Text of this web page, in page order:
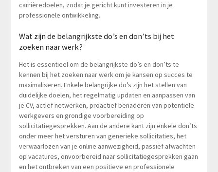
carrièredoelen, zodat je gericht kunt investeren in je
professionele ontwikkeling.
Wat zijn de belangrijkste do’s en don’ts bij het
zoeken naar werk?
Het is essentieel om de belangrijkste do’s en don’ts te
kennen bij het zoeken naar werk om je kansen op succes te
maximaliseren. Enkele belangrijke do’s zijn het stellen van
duidelijke doelen, het regelmatig updaten en aanpassen van
je CV, actief netwerken, proactief benaderen van potentiële
werkgevers en grondige voorbereiding op
sollicitatiegesprekken. Aan de andere kant zijn enkele don’ts
onder meer het versturen van generieke sollicitaties, het
verwaarlozen van je online aanwezigheid, passief afwachten
op vacatures, onvoorbereid naar sollicitatiegesprekken gaan
en het ontbreken van een positieve en professionele